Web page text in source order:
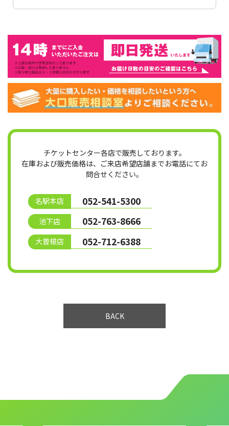
チケットセンター各店で販売しております。
在庫および販売価格は、ご来店希望店舗までお電話にてお
問合せください。
名駅本店 052-541-5300
池下店 052-763-8666
大曽根店 052-712-6388
BACK